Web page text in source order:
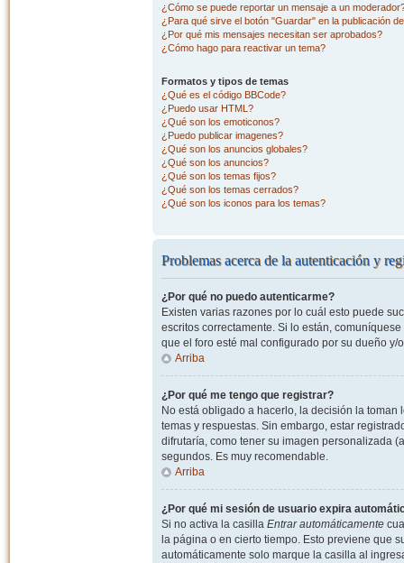
¿Cómo se puede reportar un mensaje a un
¿Para qué sirve el botón "Guardar" en la publicación
¿Por qué mis mensajes necesitan ser aprobados?
¿Cómo hago para reactivar un tema?
Formatos y tipos de temas
¿Qué es el código BBCode?
¿Puedo usar HTML?
¿Qué son los emoticonos?
¿Puedo publicar imagenes?
¿Qué son los anuncios globales?
¿Qué son los anuncios?
¿Qué son los temas fijos?
¿Qué son los temas cerrados?
¿Qué son los iconos para los temas?
Problemas acerca de la autenticación y
¿Por qué no puedo autenticarme?
Existen varias razones por lo cuál esto puede
escritos correctamente. Si lo están,
que el foro esté mal configurado por su dueño
Arriba
¿Por qué me tengo que registrar?
No está obligado a hacerlo, la decisión la
temas y respuestas. Sin embargo, estar
difrutaría, como tener su imagen personalizada
segundos. Es muy recomendable.
Arriba
¿Por qué mi sesión de usuario expira
Si no activa la casilla Entrar automáticamente
la página o en cierto tiempo. Esto previene que
automáticamente solo marque la casilla al